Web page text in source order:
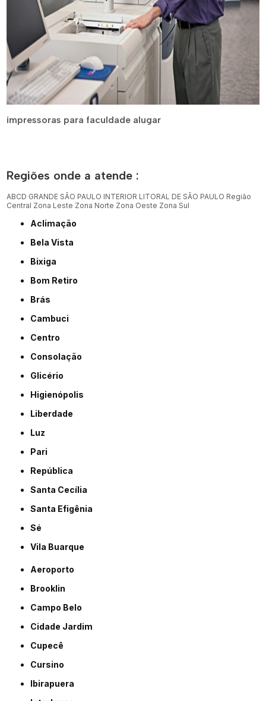
impressoras para faculdade alugar
Regiões onde a atende :
ABCD GRANDE SÃO PAULO INTERIOR LITORAL DE SÃO PAULO Região
Central Zona Leste Zona Norte Zona Oeste Zona Sul
Aclimação
Bela Vista
Bixiga
Bom Retiro
Brás
Cambuci
Centro
Consolação
Glicério
Higienópolis
Liberdade
Luz
Pari
República
Santa Cecília
Santa Efigênia
Sé
Vila Buarque
Aeroporto
Brooklin
Campo Belo
Cidade Jardim
Cupecê
Cursino
Ibirapuera